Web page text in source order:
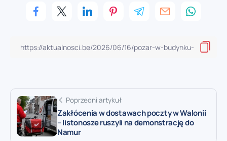
Poprzedni artykuł
Zakłócenia w dostawach poczty w Walonii
– listonosze ruszyli na demonstrację do
Namur